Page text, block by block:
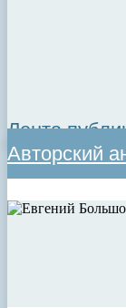
Лента
Авторский